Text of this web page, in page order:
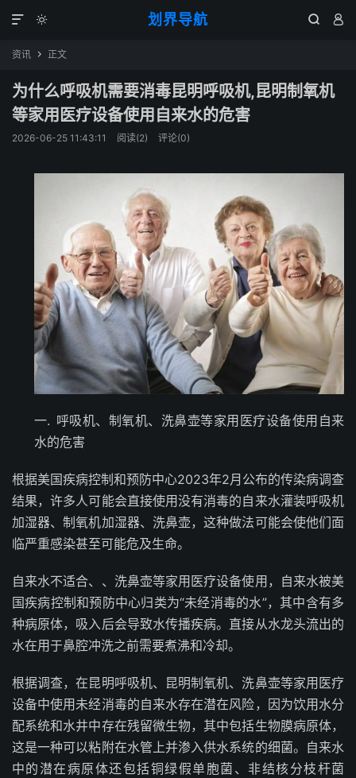
划界导航
  

资讯  正文
为什么呼吸机需要消毒昆明呼吸机,昆明制氧机
等家用医疗设备使用自来水的危害
2026-06-25 11:43:11 阅读(2) 评论(0)
一. 呼吸机、制氧机、洗鼻壶等家用医疗设备使用自来
水的危害
根据美国疾病控制和预防中心2023年2月公布的传染病调查
结果，许多人可能会直接使用没有消毒的自来水灌装呼吸机
加湿器、制氧机加湿器、洗鼻壶，这种做法可能会使他们面
临严重感染甚至可能危及生命。
自来水不适合、、洗鼻壶等家用医疗设备使用，自来水被美
国疾病控制和预防中心归类为“未经消毒的水”，其中含有多
种病原体，吸入后会导致水传播疾病。直接从水龙头流出的
水在用于鼻腔冲洗之前需要煮沸和冷却。
根据调查，在昆明呼吸机、昆明制氧机、洗鼻壶等家用医疗
设备中使用未经消毒的自来水存在潜在风险，因为饮用水分
配系统和水井中存在残留微生物，其中包括生物膜病原体，
这是一种可以粘附在水管上并渗入供水系统的细菌。自来水
中的潜在病原体还包括铜绿假单胞菌、非结核分枝杆菌